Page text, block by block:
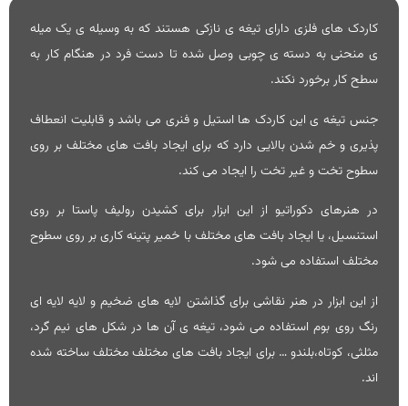
کاردک های فلزی دارای تیغه ی نازکی هستند که به وسیله ی یک میله
ی منحنی به دسته ی چوبی وصل شده تا دست فرد در هنگام کار به
سطح کار برخورد نکند.
جنس تیغه ی این کاردک ها استیل و فنری می باشد و قابلیت انعطاف
پذیری و خم شدن بالایی دارد که برای ایجاد بافت های مختلف بر روی
سطوح تخت و غیر تخت را ایجاد می کند.
در هنرهای دکوراتیو از این ابزار برای کشیدن رولیف پاستا بر روی
استنسیل، یا ایجاد بافت های مختلف با خمیر پتینه کاری بر روی سطوح
مختلف استفاده می شود.
از این ابزار در هنر نقاشی برای گذاشتن لایه های ضخیم و لایه لایه ای
رنگ روی بوم استفاده می شود، تیغه ی آن ها در شکل های نیم گرد،
مثلثی، کوتاه،بلندو … برای ایجاد بافت های مختلف مختلف ساخته شده
اند.